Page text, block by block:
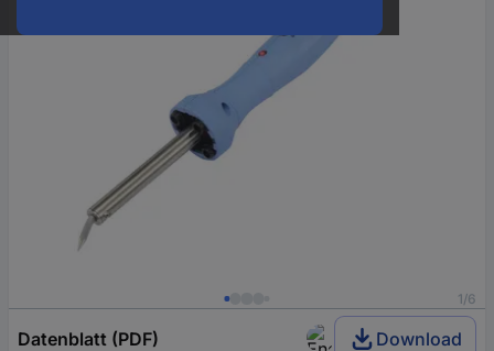
1/6
Datenblatt (PDF) Download